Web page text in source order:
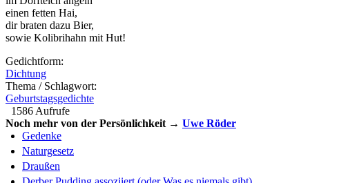
einen fetten Hai,
dir braten dazu Bier,
sowie Kolibrihahn mit Hut!
Gedichtform:
Dichtung
Thema / Schlagwort:
Geburtstagsgedichte
1586 Aufrufe
Noch mehr von der Persönlichkeit → Uwe Röder
Gedenke
Naturgesetz
Draußen